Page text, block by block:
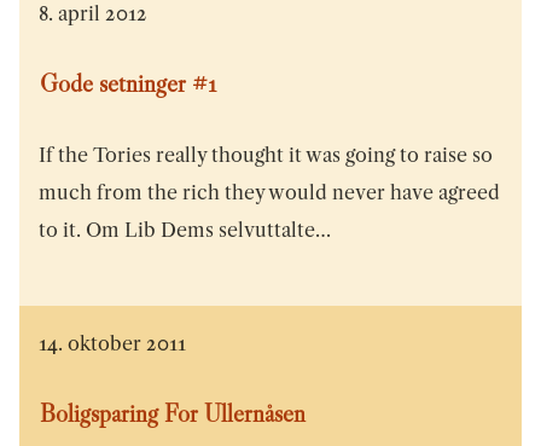
8. april 2012
Gode setninger #1
If the Tories really thought it was going to raise so
much from the rich they would never have agreed
to it. Om Lib Dems selvuttalte…
14. oktober 2011
Boligsparing For Ullernåsen